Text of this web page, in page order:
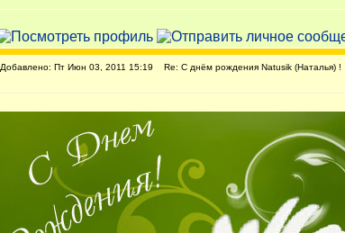
Добавлено: Пт Июн 03, 2011 15:19 Re: С днём рождения Natusik (Наталья) !